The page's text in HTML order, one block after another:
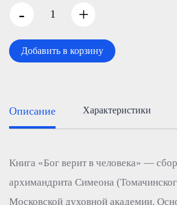
- +
Добавить в корзину
Описание Характеристики
Книга «Бог верит в человека» —
архимандрита Симеона
Московской духовной академии.